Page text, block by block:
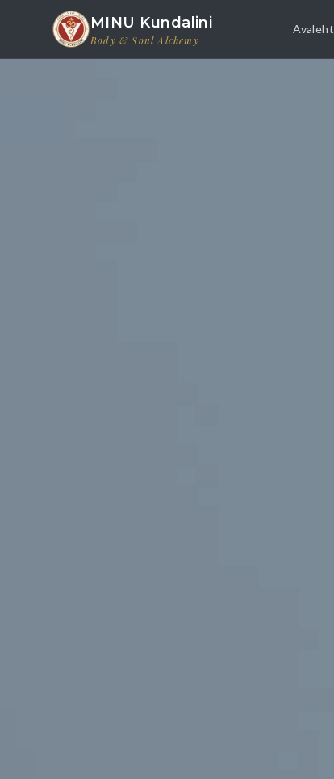
MINU Kundalini
Body & Soul Alchemy
Avaleht